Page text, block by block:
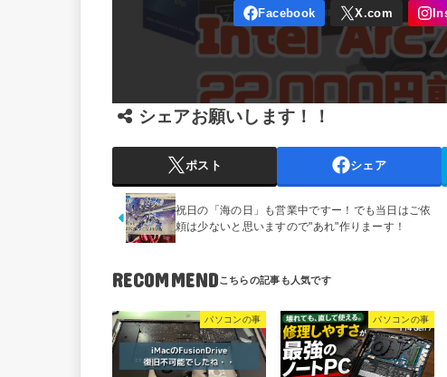
シェアお願いします！！
ポスト シェア
祝日の「海の日」も営業中ですー！でも当日はご依
頼は少ないと思いますので"あれ"作りまーす！
RECOMMEND
パソコンの事 パソコンの事